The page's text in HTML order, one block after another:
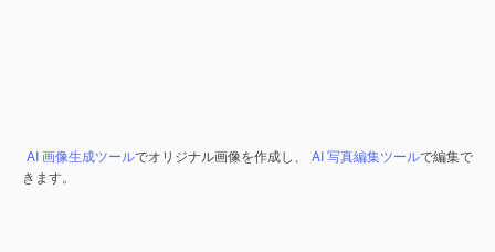
AI 画像生成ツールでオリジナル画像を作成し、 AI 写真編集ツールで編集で
きます。